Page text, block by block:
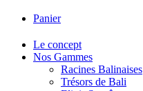
Panier
Le concept
Nos Gammes
Racines Balinaises
Trésors de Bali